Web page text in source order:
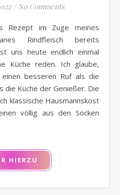
/ No Comments
Rindfleisch bereits
uns heute endlich einmal
Küche reden. Ich glaube,
besseren Ruf als die
die Küche der Genießer. Die
klassische Hausmannskost
völlig aus den Socken
HIERZU